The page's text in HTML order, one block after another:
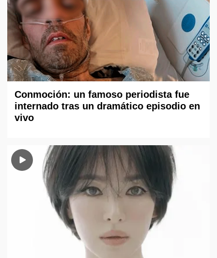
Conmoción: un famoso periodista fue
internado tras un dramático episodio en
vivo